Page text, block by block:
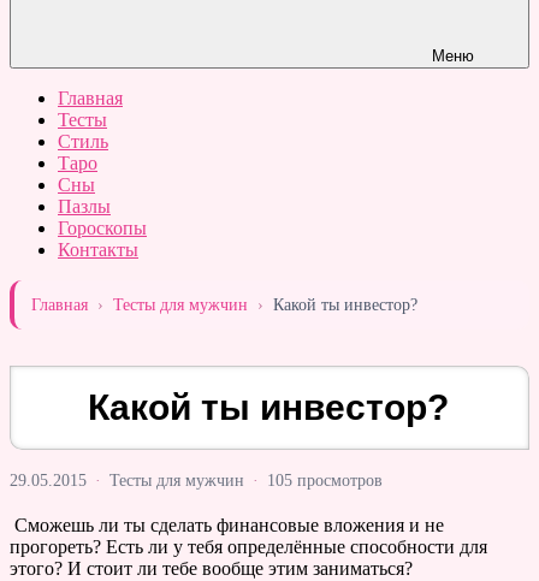
Меню
Главная
Тесты
Стиль
Таро
Сны
Пазлы
Гороскопы
Контакты
Главная › Тесты для мужчин › Какой ты инвестор?
Какой ты инвестор?
29.05.2015 · Тесты для мужчин · 105 просмотров
Сможешь ли ты сделать финансовые вложения и не
прогореть? Есть ли у тебя определённые способности для
этого? И стоит ли тебе вообще этим заниматься?